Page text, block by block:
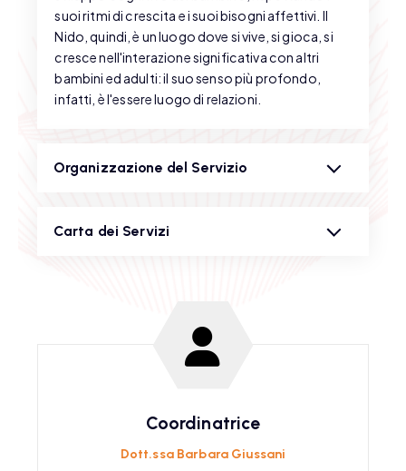
suoi ritmi di crescita e i suoi bisogni affettivi. Il
Nido, quindi, è un luogo dove si vive, si gioca, si
cresce nell'interazione significativa con altri
bambini ed adulti: il suo senso più profondo,
infatti, è l'essere luogo di relazioni.
Organizzazione del Servizio
Carta dei Servizi
Coordinatrice
Dott.ssa Barbara Giussani